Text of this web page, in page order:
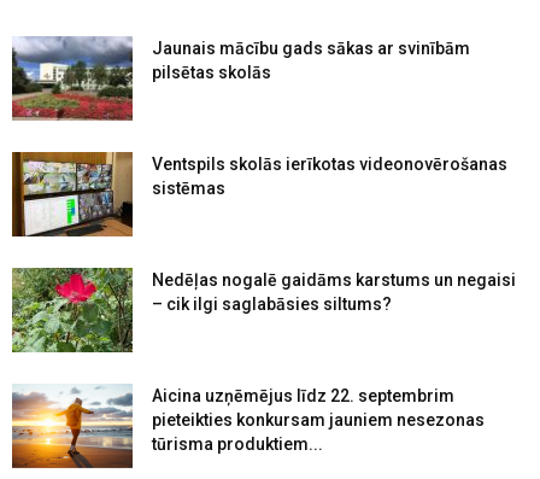
Jaunais mācību gads sākas ar svinībām
pilsētas skolās
Ventspils skolās ierīkotas videonovērošanas
sistēmas
Nedēļas nogalē gaidāms karstums un negaisi
– cik ilgi saglabāsies siltums?
Aicina uzņēmējus līdz 22. septembrim
pieteikties konkursam jauniem nesezonas
tūrisma produktiem...